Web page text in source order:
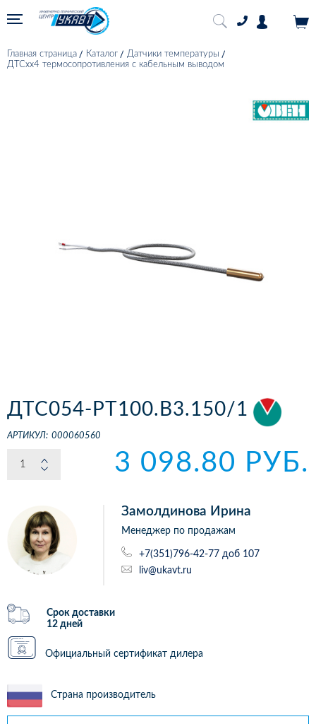
Главная страница Каталог
Датчики температуры
ДТСхх4 термосопротивления с кабельным выводом
ДТС054-РТ100.В3.150/1
АРТИКУЛ: 000060560
3 098.80 РУБ.
Замолдинова Ирина
Менеджер по продажам
+7(351)796-42-77 доб 107
liv@ukavt.ru
Срок доставки
12 дней
Официальный сертификат дилера
Страна производитель